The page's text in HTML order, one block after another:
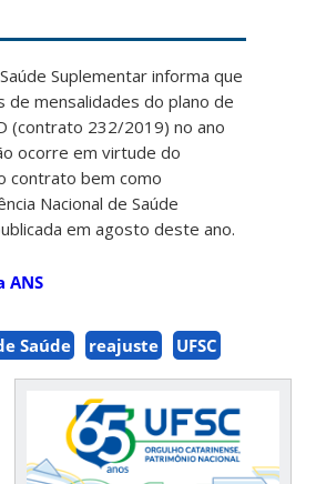
Suplementar informa que
de mensalidades do plano de
(contrato 232/2019) no ano
ocorre em virtude do
contrato bem como
Nacional de Saúde
em agosto deste ano.
ANS
Saúde reajuste UFSC